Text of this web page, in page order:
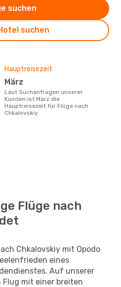
suchen
suchen
Hauptreisezeit
März
Laut Suchanfragen unserer
Kunden ist März die
Hauptreisezeit für Flüge nach
Chkalovskiy
Flüge nach
Chkalovskiy mit Opodo
eines
Auf unserer
Flug mit einer breiten